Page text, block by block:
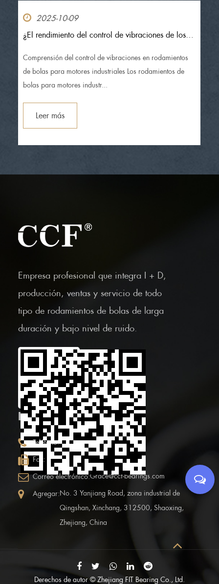
2025-10-09
¿El rendimiento del control de vibraciones de los
cumple con los requisitos de los motores
industriales?
Comprensión del control de vibraciones en rodamientos
de bolas para motores industriales Los rodamientos de
bolas para motores industr...
Leer más
Empresa profesional que integra I + D,
producción, ventas y servicio de todo
tipo de rodamientos de bolas de larga
duración y bajo nivel de ruido.
Escanea el código
QR móvil
INFORMACIÓN DE CONTACTO
Teléfono: +86 (0)575 86090100
Fax: +86 (0)575-86097777
Correo electrónico:Grace@ccf-bearings.com
Agregar:No. 3 Yanjiang Road, zona industrial de
Qingshan, Xinchang, 312500, Shaoxing,
Zhejiang, China
Derechos de autor © Zhejiang FIT Bearing Co., Ltd.